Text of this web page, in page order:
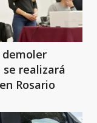
realizará
Rosario